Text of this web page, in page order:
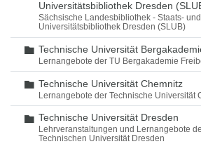
Universitätsbibliothek Dresden
Sächsische Landesbibliothek - Staats- und
Universitätsbibliothek Dresden (SLUB)
Ordner
Technische Universität
Lernangebote der TU Bergakademie
Ordner
Technische Universität Chemnitz
Lernangebote der Technische Universität
Ordner
Technische Universität Dresden
Lehrveranstaltungen und Lernangebote
Technischen Universität Dresden